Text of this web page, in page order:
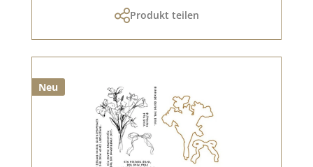
Produkt teilen
Neu